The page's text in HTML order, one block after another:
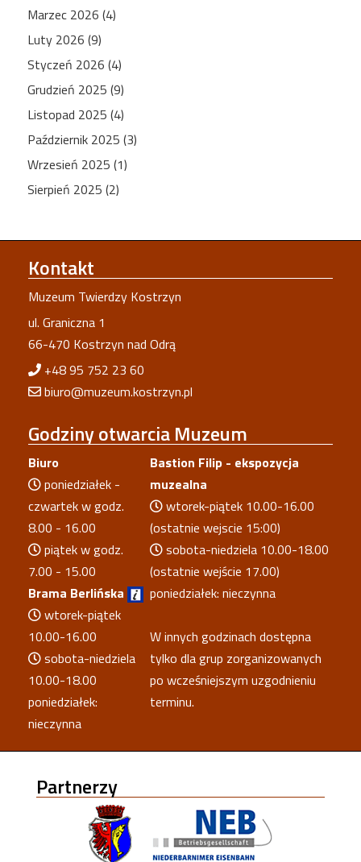
Marzec 2026 (4)
Luty 2026 (9)
Styczeń 2026 (4)
Grudzień 2025 (9)
Listopad 2025 (4)
Październik 2025 (3)
Wrzesień 2025 (1)
Sierpień 2025 (2)
Kontakt
Muzeum Twierdzy Kostrzyn
ul. Graniczna 1
66-470 Kostrzyn nad Odrą
+48 95 752 23 60
biuro@muzeum.kostrzyn.pl
Godzinyotwarcia Muzeum
Biuro
poniedziałek -
czwartek w godz.
8.00 - 16.00
piątek w godz.
7.00 - 15.00
Brama Berlińska
wtorek-piątek
10.00-16.00
sobota-niedziela
10.00-18.00
poniedziałek:
nieczynna
Bastion Filip - ekspozycja
muzealna
wtorek-piątek 10.00-16.00
(ostatnie wejscie 15:00)
sobota-niedziela 10.00-18.00
(ostatnie wejście 17.00)
poniedziałek: nieczynna
W innych godzinach dostępna
tylko dla grup zorganizowanych
po wcześniejszym uzgodnieniu
terminu.
Partnerzy